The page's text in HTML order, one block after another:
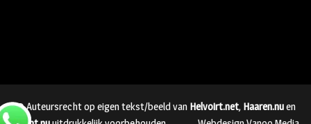
© Auteursrecht op eigen tekst/beeld van Helvoirt.net, Haaren.nuen